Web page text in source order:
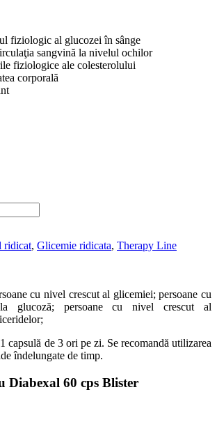
fiziologic al glucozei în sânge
sangvină la nivelul ochilor
fiziologice ale colesterolului
corporală
ridicat, Glicemie ridicata, Therapy Line
cu nivel crescut al glicemiei; persoane cu
la glucoză; persoane cu nivel crescut al
1 capsulă de 3 ori pe zi. Se recomandă utilizarea
îndelungate de timp.
Diabexal 60 cps Blister